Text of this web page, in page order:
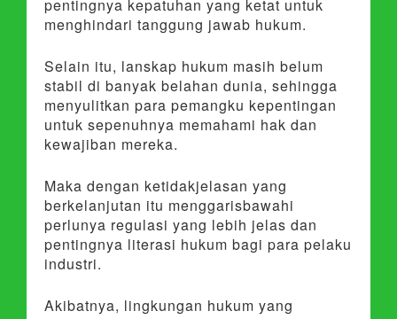
pentingnya kepatuhan yang ketat untuk
menghindari tanggung jawab hukum.
Selain itu, lanskap hukum masih belum
stabil di banyak belahan dunia, sehingga
menyulitkan para pemangku kepentingan
untuk sepenuhnya memahami hak dan
kewajiban mereka.
Maka dengan ketidakjelasan yang
berkelanjutan itu menggarisbawahi
perlunya regulasi yang lebih jelas dan
pentingnya literasi hukum bagi para pelaku
industri.
Akibatnya, lingkungan hukum yang